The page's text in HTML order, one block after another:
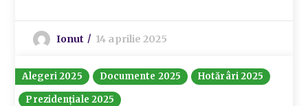
Ionut 14 aprilie 2025
Alegeri 2025 Documente 2025
Hotărâri 2025
Prezidențiale 2025